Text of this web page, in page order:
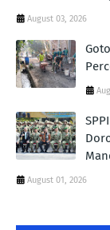
August 03, 2026
August 01, 2026